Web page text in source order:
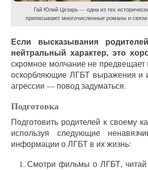
Гай Юлий Цезарь — одна из тех
приписывают многочисленные романы и
Если высказывания
нейтральный характер, это
скромное молчание не предвещает
оскорбляющие ЛГБТ выражения и
агрессии — повод задуматься.
Подготовка
Подготовить родителей к своему
используя следующие
информации о ЛГБТ в их жизнь:
Смотри фильмы о ЛГБТ, читай